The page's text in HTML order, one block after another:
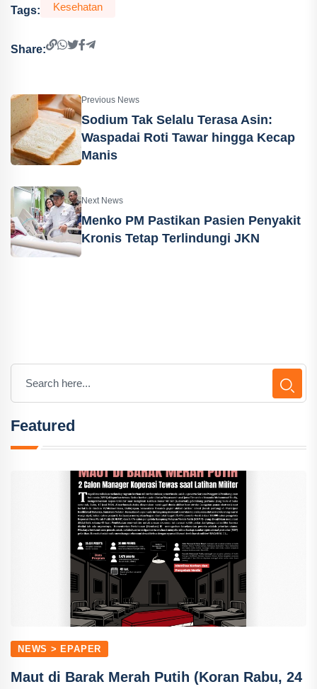
Tags: Kesehatan
Share:
Previous News
Sodium Tak Selalu Terasa Asin:
Waspadai Roti Tawar hingga Kecap
Manis
Next News
Menko PM Pastikan Pasien Penyakit
Kronis Tetap Terlindungi JKN
Featured
NEWS > EPAPER
Maut di Barak Merah Putih (Koran Rabu, 24